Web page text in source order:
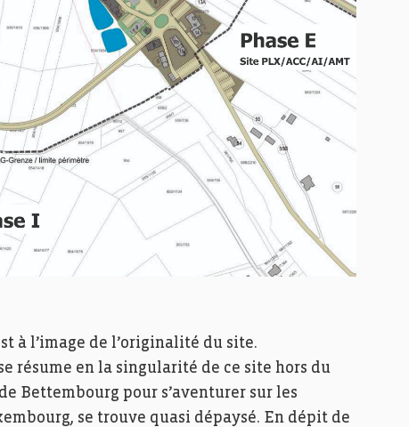
à l’image de l’originalité du site.
résume en la singularité de ce site hors du
Bettembourg pour s’aventurer sur les
se trouve quasi dépaysé. En dépit de